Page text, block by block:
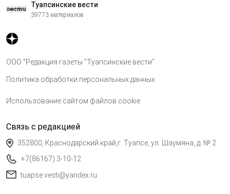
Туапсинские вести
39773 материалов
ООО "Редакция газеты "Туапсинские вести"
Политика обработки персональных данных
Использование сайтом файлов cookie
Связь с редакцией
352800, Краснодарский край,г. Туапсе, ул. Шаумяна, д. № 2
+7(86167) 3-10-12
tuapse.vesti@yandex.ru